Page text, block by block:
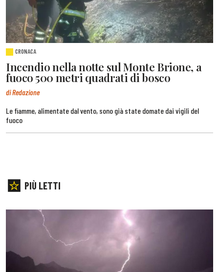
CRONACA
Incendio nella notte sul Monte Brione, a
fuoco 500 metri quadrati di bosco
di Redazione
Le fiamme, alimentate dal vento, sono già state domate dai vigili del
fuoco
PIÙ LETTI